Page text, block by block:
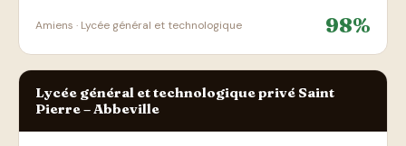
Amiens · Lycée général et technologique 98%
Lycée général et technologique privé Saint
Pierre – Abbeville